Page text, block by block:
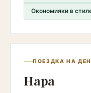
Окономияки в
ПОЕЗДКА НА
Нара